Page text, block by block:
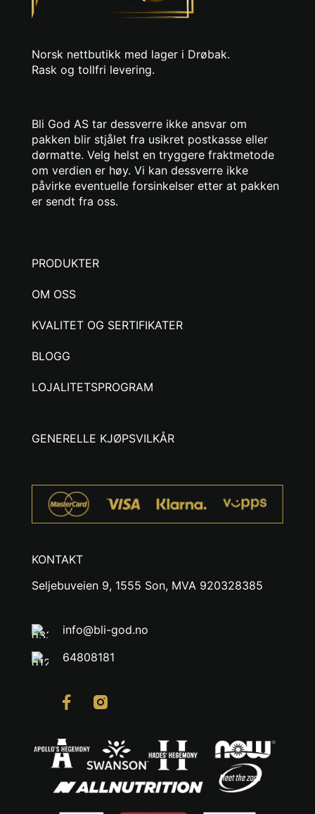
Norsk nettbutikk med lager i Drøbak.
Rask og tollfri levering.
Bli God AS tar dessverre ikke ansvar om
pakken blir stjålet fra usikret postkasse eller
dørmatte. Velg helst en tryggere fraktmetode
om verdien er høy. Vi kan dessverre ikke
påvirke eventuelle forsinkelser etter at pakken
er sendt fra oss.
PRODUKTER
OM OSS
KVALITET OG SERTIFIKATER
BLOGG
LOJALITETSPROGRAM
GENERELLE KJØPSVILKÅR
KONTAKT
Seljebuveien 9, 1555 Son, MVA 920328385
info@bli-god.no
64808181